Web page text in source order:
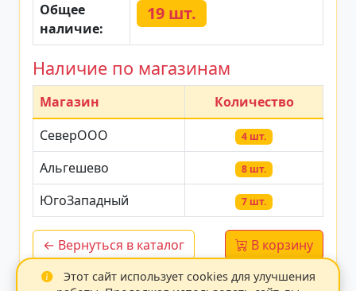
Общее
наличие:
19 шт.
Наличие по магазинам
Магазин
Количество
СеверООО
4 шт.
Альгешево 8 шт.
ЮгоЗападный 7 шт.
← Вернуться в каталог В корзину
Этот сайт использует cookies для улучшения